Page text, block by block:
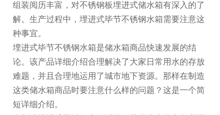
组装阅历丰富，对不锈钢板埋进式储水箱有深入的了
解。生产过程中，埋进式毕节不锈钢水箱需要注意这
种事宜。
埋进式毕节不锈钢水箱是储水箱商品快速发展的结
论。该产品详细介绍合理解决了大家日常用水的存放
难题，并且合理地运用了城市地下资源。那样在制造
这类储水箱商品时要注意什么样的问题？这是一个简
短详细介绍。